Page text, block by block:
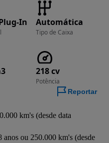
In Automática
Tipo de Caixa
218 cv
Potência
Reportar
anos ou 250.000 km's (desde